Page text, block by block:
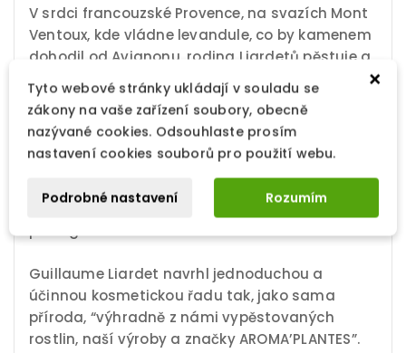
V srdci francouzské Provence, na svazích Mont
Ventoux, kde vládne levandule, co by kamenem
dohodil od Avignonu, rodina Liardetů pěstuje a
destiluje od roku 1978 více než třicet
aromatických a léčivých rostlin v bio kvalitě.
Každý z jejich výrobků představuje mnohem víc
než jen rostlinu, esenciální olej nebo květinovou
vodu. Je to nejen vysoká odbornost, ale i úcta k
zemi a přírodě. A tyto hodnoty si předává již
Guillaume Liardet navrhl jednoduchou a
účinnou kosmetickou řadu tak, jako sama
příroda, “výhradně z námi vypěstovaných
rostlin, naší výroby a značky AROMA’PLANTES”.
×
Tyto webové stránky ukládají v souladu se
zákony na vaše zařízení soubory, obecně
nazývané cookies. Odsouhlaste prosím
nastavení cookies souborů pro použití webu.
Podrobné nastavení Rozumím